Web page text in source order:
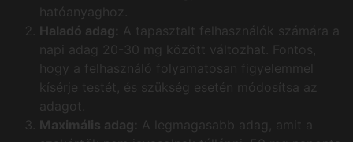
hatóanyaghoz.
Haladó adag: A tapasztalt felhasználók számára a
napi adag 20-30 mg között változhat. Fontos,
hogy a felhasználó folyamatosan figyelemmel
kísérje testét, és szükség esetén módosítsa az
adagot.
Maximális adag: A legmagasabb adag, amit a